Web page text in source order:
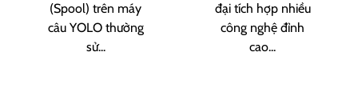
(Spool) trên máy
câu YOLO thường
sử...
đại tích hợp nhiều
công nghệ đỉnh
cao...